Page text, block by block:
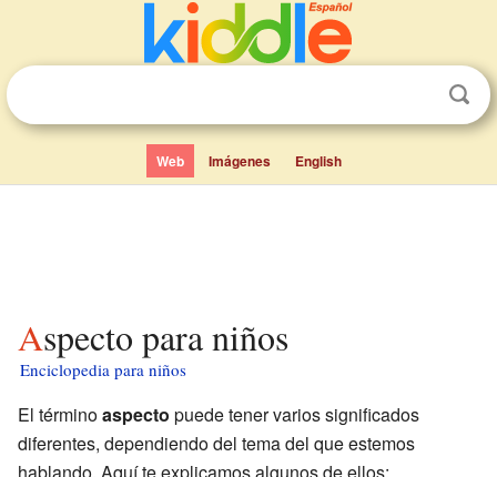
Web Imágenes English
Aspecto para niños
Enciclopedia para niños
El términoaspecto puede tener varios significados
diferentes, dependiendo del tema del que estemos